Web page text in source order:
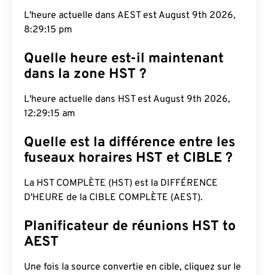
L'heure actuelle dans AEST est August 9th 2026,
8:29:16 pm
Quelle heure est-il maintenant
dans la zone HST ?
L'heure actuelle dans HST est August 9th 2026,
12:29:16 am
Quelle est la différence entre les
fuseaux horaires HST et CIBLE ?
La HST COMPLÈTE (HST) est la DIFFÉRENCE
D'HEURE de la CIBLE COMPLÈTE (AEST).
Planificateur de réunions HST to
AEST
Une fois la source convertie en cible, cliquez sur le